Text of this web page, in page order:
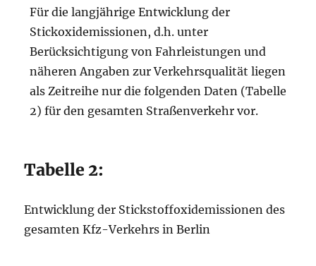
Für die langjährige Entwicklung der
Stickoxidemissionen, d.h. unter
Berücksichtigung von Fahrleistungen und
näheren Angaben zur Verkehrsqualität liegen
als Zeitreihe nur die folgenden Daten (Tabelle
2) für den gesamten Straßenverkehr vor.
Tabelle 2:
Entwicklung der Stickstoffoxidemissionen des
gesamten Kfz-Verkehrs in Berlin